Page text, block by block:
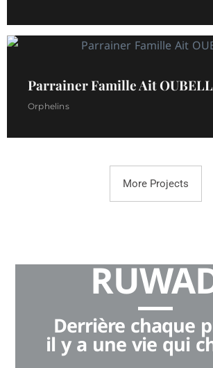
Parrainer Famille Ait
Orphelins
More Projects
Derrière chaque
il y a une vie qui